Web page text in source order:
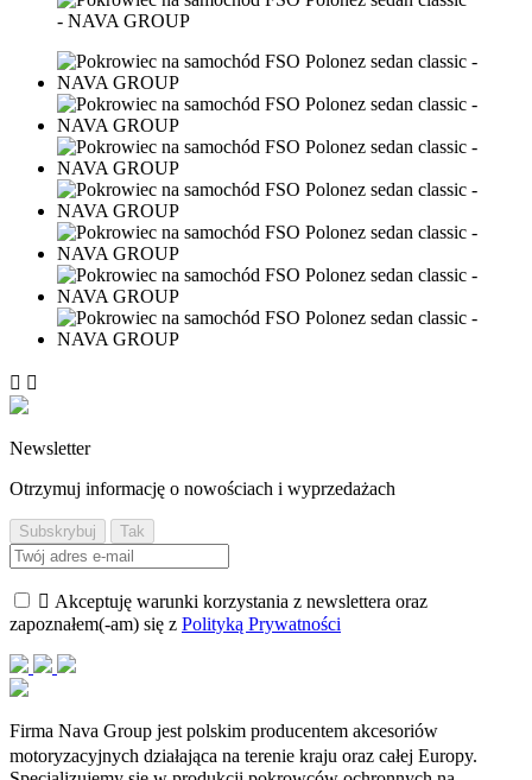
 
Newsletter
Otrzymuj informację o nowościach i wyprzedażach
 Akceptuję warunki korzystania z newslettera oraz
zapoznałem(-am) się z Polityką Prywatności
Firma Nava Group jest polskim producentem akcesoriów
motoryzacyjnych działająca na terenie kraju oraz całej Europy.